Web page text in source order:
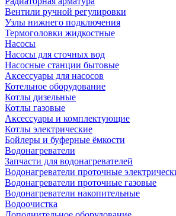
Вентили ручной регулировки
Узлы нижнего подключения
Термоголовки жидкостные
Насосы
Насосы для сточных вод
Насосные станции бытовые
Аксессуары для насосов
Котельное оборудование
Котлы дизельные
Котлы газовые
Аксессуары и комплектующие
Котлы электрические
Бойлеры и буферные ёмкости
Водонагреватели
Запчасти для водонагревателей
Водонагреватели проточные
Водонагреватели проточные газовые
Водонагреватели накопительные
Водоочистка